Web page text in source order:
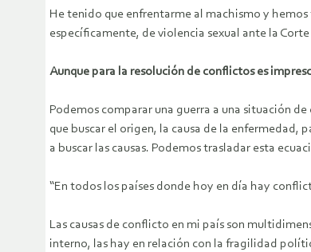
He tenido que enfrentarme al machismo y
específicamente, de violencia sexual ante la
Aunque para la resolución de conflictos es
Podemos comparar una guerra a una situación
que buscar el origen, la causa de la enfermedad,
a buscar las causas. Podemos trasladar esta
“En todos los países donde hoy en día hay
Las causas de conflicto en mi país son
interno, las hay en relación con la fragilidad